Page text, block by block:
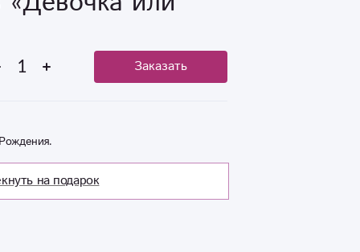
Заказать
на подарок